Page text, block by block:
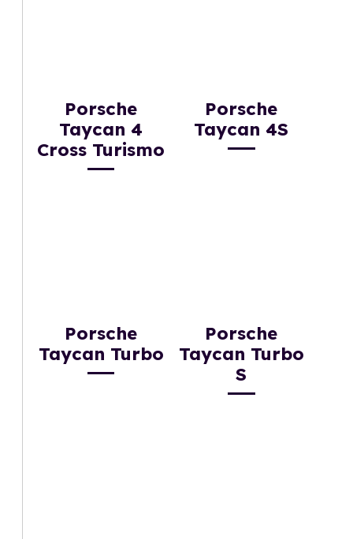
Porsche
Taycan 4
Cross Turismo
Porsche
Taycan 4S
Porsche
Taycan Turbo
Porsche
Taycan Turbo
S